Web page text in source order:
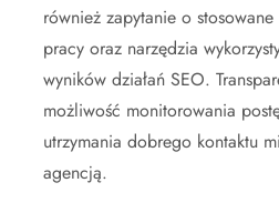
również zapytanie o
pracy oraz narzędzia
wyników działań SEO.
możliwość monitorowania
utrzymania dobrego kontaktu
agencją.